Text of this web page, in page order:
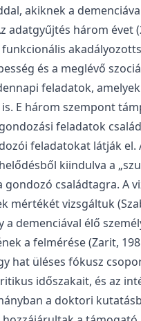
akiknek a
adatgyűjtés három évet
és a meglévő
feladatok,
E három szempont
feladatok
feladatokat látják el.
kiindulva a
gondozó családtagra. A
mértékét vizsgáltuk
a demenciával élő
a felmérése (Zarit,
hat üléses fókusz
időszakait, és az
a doktori